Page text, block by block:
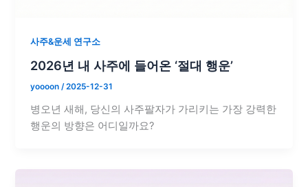
사주&운세 연구소
2026년 내 사주에 들어온 ‘절대 행운’
yoooon /2025-12-31
병오년 새해, 당신의 사주팔자가 가리키는 가장 강력한
행운의 방향은 어디일까요?